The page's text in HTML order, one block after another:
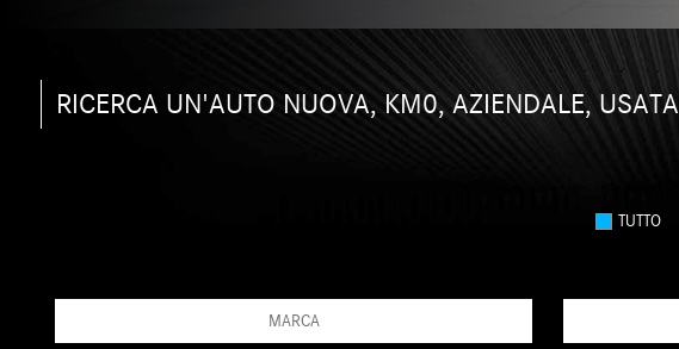
RICERCA UN'AUTO NUOVA, KM0, AZIENDALE, USATA
TUTTO
MARCA